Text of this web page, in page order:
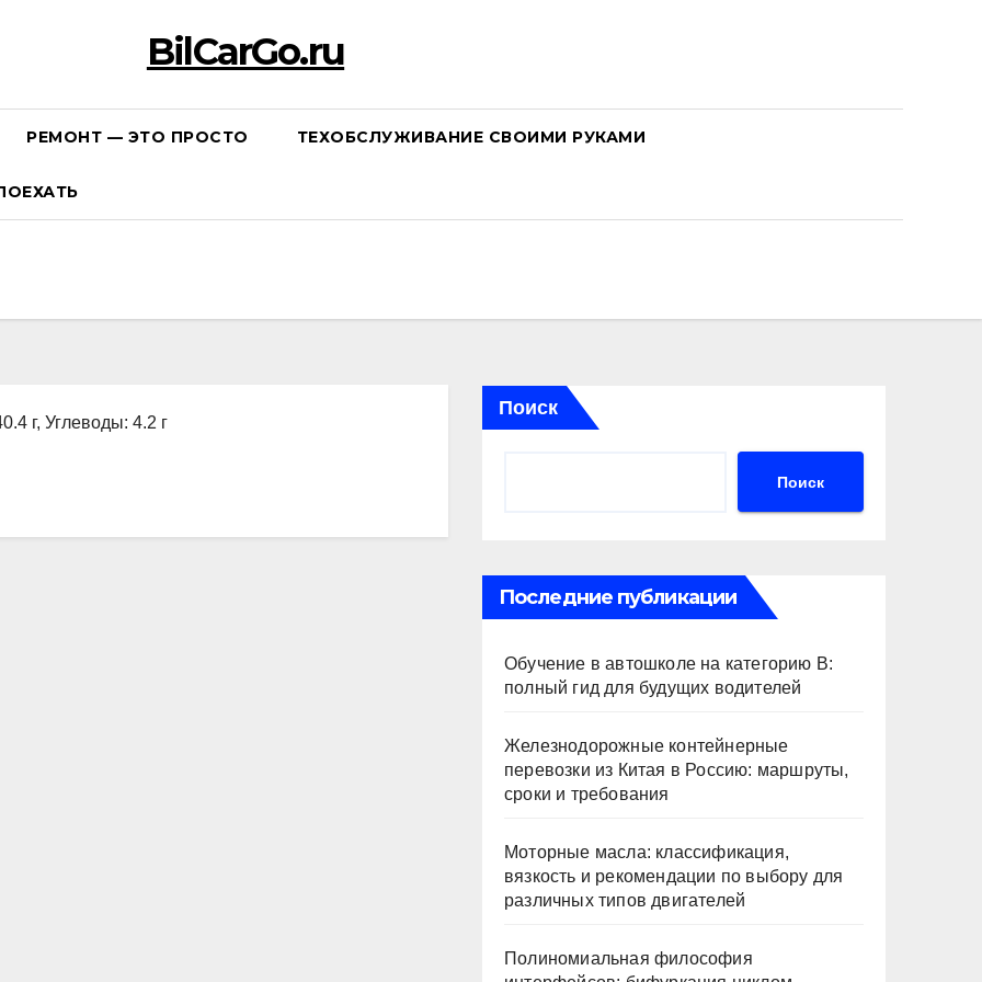
BilCarGo.ru
РЕМОНТ — ЭТО ПРОСТО ТЕХОБСЛУЖИВАНИЕ СВОИМИ РУКАМИ
г, Углеводы: 4.2 г
Поиск
Поиск
Последние публикации
Обучение в автошколе на категорию В:
полный гид для будущих водителей
Железнодорожные контейнерные
перевозки из Китая в Россию: маршруты,
сроки и требования
Моторные масла: классификация,
вязкость и рекомендации по выбору для
различных типов двигателей
Полиномиальная философия